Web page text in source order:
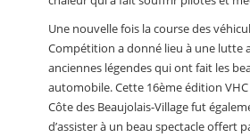
Une nouvelle fois la course des
Compétition a donné lieu à une lutte
anciennes légendes qui ont fait les
automobile. Cette 16ème édition
Côte des Beaujolais-Village fut
d’assister à un beau spectacle offert